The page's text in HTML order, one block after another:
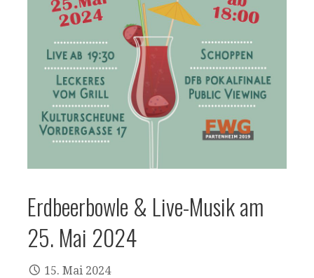
Erdbeerbowle & Live-Musik am
25. Mai 2024
15. Mai 2024